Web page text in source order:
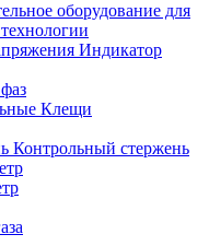
оборудование для
Индикатор
Клещи
Контрольный стержень